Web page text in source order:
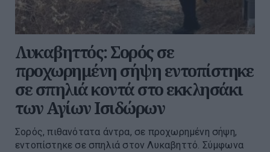
Λυκαβηττός: Σορός σε
προχωρημένη σήψη εντοπίστηκε
σε σπηλιά κοντά στο εκκλησάκι
των Αγίων Ισιδώρων
Σορός, πιθανότατα άντρα, σε προχωρημένη σήψη,
εντοπίστηκε σε σπηλιά στον Λυκαβηττό. Σύμφωνα